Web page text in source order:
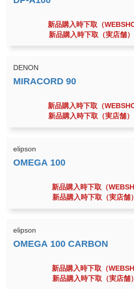
新品購入時下取（
新品購入時下取（実店舗）
DENON
新品購入時下取（
新品購入時下取（実店舗）
elipson
新品購入時下取（
新品購入時下取（実店舗）
elipson
新品購入時下取（
新品購入時下取（実店舗）